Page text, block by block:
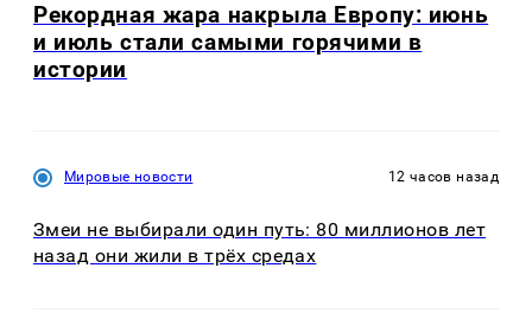
Рекордная жара накрыла Европу: июнь
и июль стали самыми горячими в
истории
Мировые новости 12 часов назад
Змеи не выбирали один путь: 80 миллионов лет
назад они жили в трёх средах